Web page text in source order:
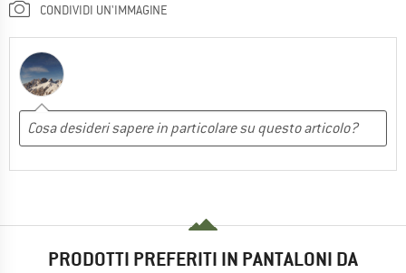
CONDIVIDI UN'IMMAGINE
PRODOTTI PREFERITI IN PANTALONI DA